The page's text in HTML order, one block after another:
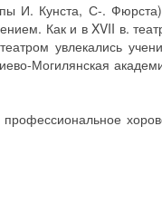
И. Кунста, С-.
Как и в XVII в.
увлекались
Могилянская
профессиональное